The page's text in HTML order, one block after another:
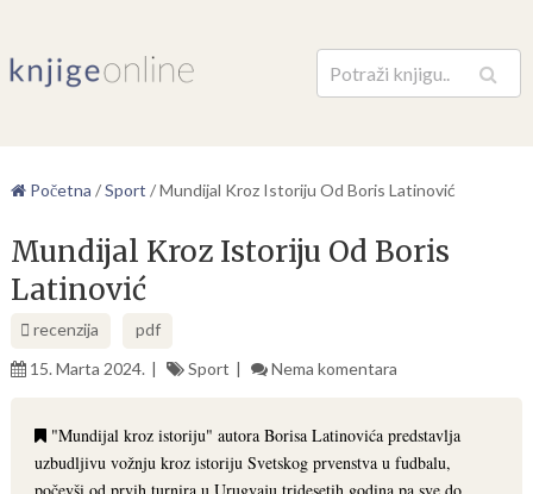
Pretraga
Početna /Sport /Mundijal Kroz Istoriju Od Boris Latinović
Mundijal Kroz Istoriju Od Boris
Latinović
recenzija
pdf
15. Marta 2024.
Sport Nema komentara
"Mundijal kroz istoriju" autora Borisa Latinovića predstavlja
uzbudljivu vožnju kroz istoriju Svetskog prvenstva u fudbalu,